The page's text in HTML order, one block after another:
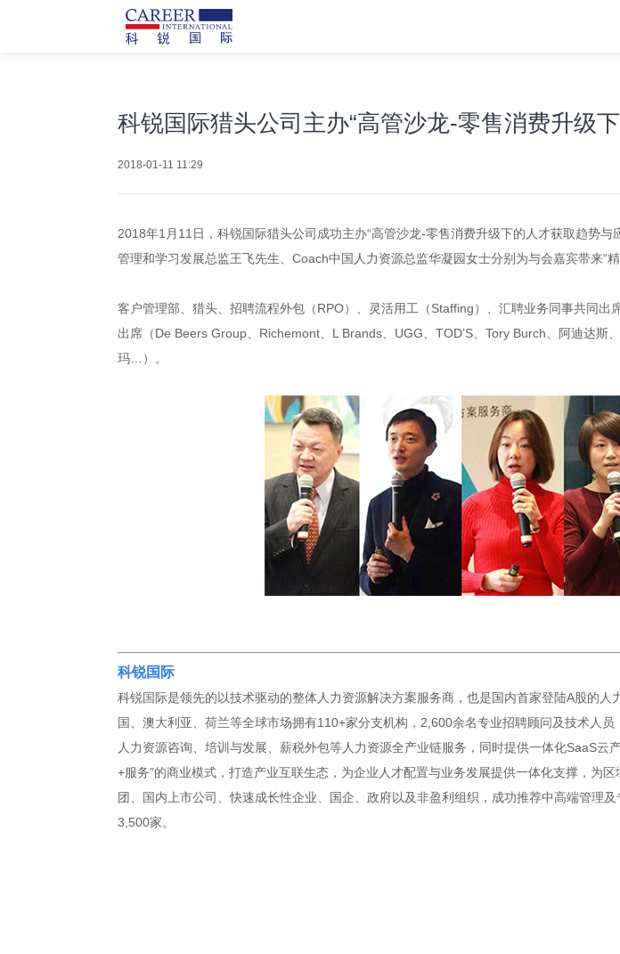
科锐国际猎头公司主办“高管沙龙-零售消费升级
2018-01-11 11:29
2018年1月11日，科锐国际猎头公司成功主办“高管沙龙-零售消费升级下的人才获取趋势
管理和学习发展总监王飞先生、Coach中国人力资源总监华凝园女士分别为与会嘉宾带来“
客户管理部、猎头、招聘流程外包（RPO）、灵活用工（Staffing）、汇聘业务同事共同
出席（De Beers Group、Richemont、L Brands、UGG、TOD’S、Tory Burch、阿迪达
玛…）。
科锐国际
科锐国际是领先的以技术驱动的整体人力资源解决方案服务商，也是国内首家登陆A股的
国、澳大利亚、荷兰等全球市场拥有110+家分支机构，2,600余名专业招聘顾问及技术人
人力资源咨询、培训与发展、薪税外包等人力资源全产业链服务，同时提供一体化SaaS
+服务”的商业模式，打造产业互联生态，为企业人才配置与业务发展提供一体化支撑，为
团、国内上市公司、快速成长性企业、国企、政府以及非盈利组织，成功推荐中高端管理
3,500家。